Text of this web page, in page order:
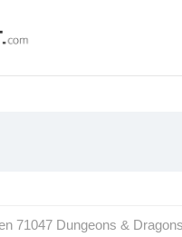
71047 Dungeons &